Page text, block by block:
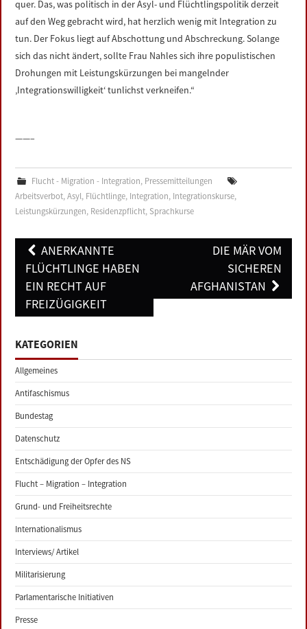
quer. Das, was politisch in der Asyl- und Flüchtlingspolitik derzeit
auf den Weg gebracht wird, hat herzlich wenig mit Integration zu
tun. Der Fokus liegt auf Abschottung und Abschreckung. Solange
sich das nicht ändert, sollte Frau Nahles sich ihre populistischen
Drohungen mit Leistungskürzungen bei mangelnder
‚Integrationswilligkeit‘ tunlichst verkneifen.“
——–
Flucht - Migration - Integration, Pressemitteilungen
Arbeitsverbot,Asyl, Flüchtlinge, Integration, Integrationskurse,
Leistungskürzungen, Residenzpflicht, Sprachkurse
Post
navigation
ANERKANNTE
FLÜCHTLINGE HABEN
EIN RECHT AUF
FREIZÜGIGKEIT
DIE MÄR VOM
SICHEREN
AFGHANISTAN
KATEGORIEN
Allgemeines
Antifaschismus
Bundestag
Datenschutz
Entschädigung der Opfer des NS
Flucht – Migration – Integration
Grund- und Freiheitsrechte
Internationalismus
Interviews/ Artikel
Militarisierung
Parlamentarische Initiativen
Presse